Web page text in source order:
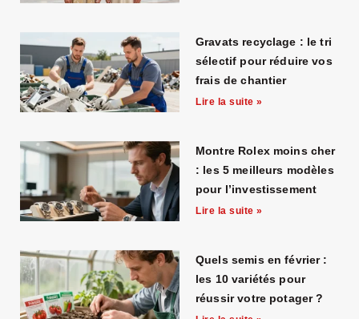
Gravats recyclage : le tri
sélectif pour réduire vos
frais de chantier
Lire la suite »
Montre Rolex moins cher
: les 5 meilleurs modèles
pour l’investissement
Lire la suite »
Quels semis en février :
les 10 variétés pour
réussir votre potager ?